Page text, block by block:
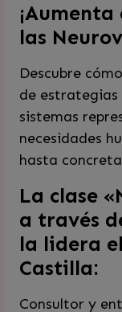
las
Descubre
de estrategias
sistemas
necesidades
hasta
La clase
a través
la lidera
Castilla:
Consultor y